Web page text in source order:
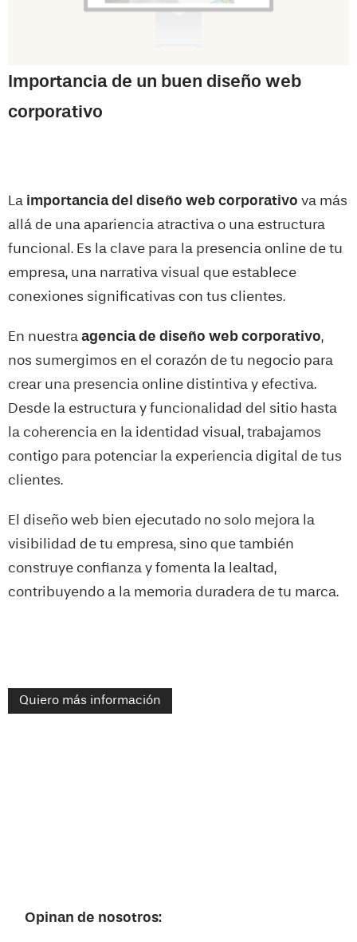
Importancia de un buen diseño web
corporativo
La importancia del diseño web corporativo va más
allá de una apariencia atractiva o una estructura
funcional. Es la clave para la presencia online de tu
empresa, una narrativa visual que establece
conexiones significativas con tus clientes.
En nuestra agencia de diseño web corporativo,
nos sumergimos en el corazón de tu negocio para
crear una presencia online distintiva y efectiva.
Desde la estructura y funcionalidad del sitio hasta
la coherencia en la identidad visual, trabajamos
contigo para potenciar la experiencia digital de tus
clientes.
El diseño web bien ejecutado no solo mejora la
visibilidad de tu empresa, sino que también
construye confianza y fomenta la lealtad,
contribuyendo a la memoria duradera de tu marca.
Quiero más información
Opinan de nosotros: